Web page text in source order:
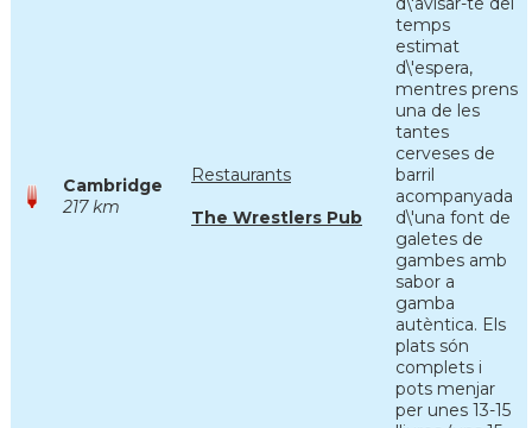
Cambridge
217 km
Restaurants
The Wrestlers Pub
temps
estimat
d\'espera,
mentres prens
una de les
tantes
cerveses de
barril
acompanyada
d\'una font de
galetes de
gambes amb
sabor a
gamba
autèntica. Els
plats són
complets i
pots menjar
per unes 13-15